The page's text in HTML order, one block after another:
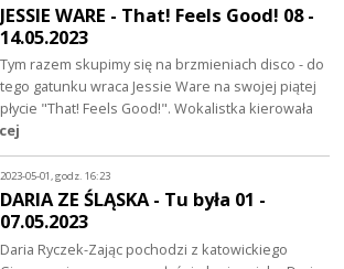
JESSIE WARE - That! Feels Good! 08 -
14.05.2023
Tym razem skupimy się na brzmieniach disco - do
tego gatunku wraca Jessie Ware na swojej piątej
płycie "That! Feels Good!". Wokalistka kierowała
2023-05-01, godz. 16:23
DARIA ZE ŚLĄSKA - Tu była 01 -
07.05.2023
Daria Ryczek-Zając pochodzi z katowickiego